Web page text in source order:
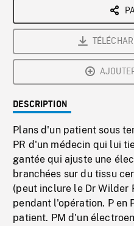
DESCRIPTION
Plans d'un patient sous
PR d'un médecin qui lui
gantée qui ajuste une
branchées sur du tissu
(peut inclure le Dr Wilder
pendant l'opération. P en
patient. PM d'un